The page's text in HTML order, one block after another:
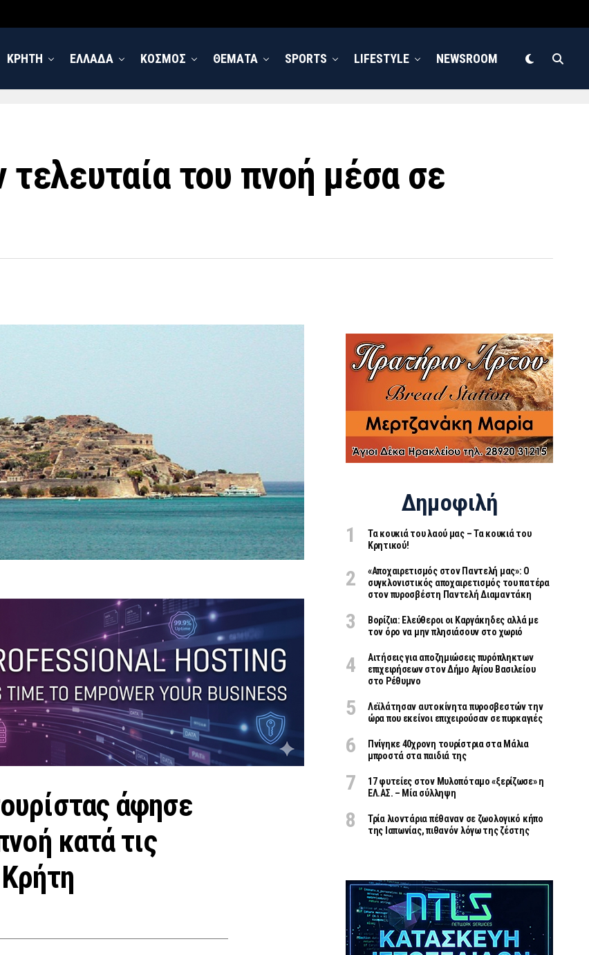
ΚΡΗΤΗ ΕΛΛΑΔΑ ΚΟΣΜΟΣ ΘΕΜΑΤΑ SPORTS LIFESTYLE NEWSROOM
του πνοή μέσα σε
άφησε
κατά τις
Δημοφιλή
Τα κουκιά του λαού μας – Τα κουκιά του
Κρητικού!
«Aποχαιρετισμός στον Παντελή μας»: Ο
συγκλονιστικός αποχαιρετισμός του πατέρα
στον πυροσβέστη Παντελή Διαμαντάκη
Βορίζια: Ελεύθεροι οι Καργάκηδες αλλά με
τον όρο να μην πλησιάσουν στο χωριό
Αιτήσεις για αποζημιώσεις πυρόπληκτων
επιχειρήσεων στον Δήμο Αγίου Βασιλείου
στο Ρέθυμνο
Λεϊλάτησαν αυτοκίνητα πυροσβεστών την
ώρα που εκείνοι επιχειρούσαν σε πυρκαγιές
Πνίγηκε 40χρονη τουρίστρια στα Μάλια
μπροστά στα παιδιά της
17 φυτείες στον Μυλοπόταμο «ξερίζωσε» η
ΕΛ.ΑΣ. – Μία σύλληψη
Τρία λιοντάρια πέθαναν σε ζωολογικό κήπο
της Ιαπωνίας, πιθανόν λόγω της ζέστης